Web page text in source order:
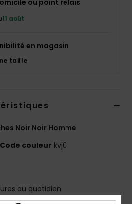
ou point relais
11 août
en magasin
taille
Noir Noir Homme
Code couleur kvj0
au quotidien